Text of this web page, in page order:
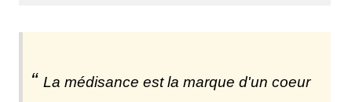
La médisance est la marque d'un coeur